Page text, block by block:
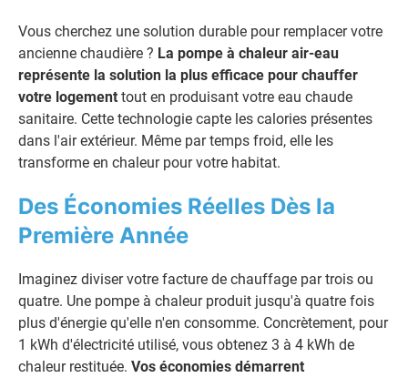
Vous cherchez une solution durable pour remplacer votre
ancienne chaudière ? La pompe à chaleur air-eau
représente la solution la plus efficace pour chauffer
votre logement tout en produisant votre eau chaude
sanitaire. Cette technologie capte les calories présentes
dans l'air extérieur. Même par temps froid, elle les
transforme en chaleur pour votre habitat.
Des Économies Réelles Dès la
Première Année
Imaginez diviser votre facture de chauffage par trois ou
quatre. Une pompe à chaleur produit jusqu'à quatre fois
plus d'énergie qu'elle n'en consomme. Concrètement, pour
1 kWh d'électricité utilisé, vous obtenez 3 à 4 kWh de
chaleur restituée. Vos économies démarrent